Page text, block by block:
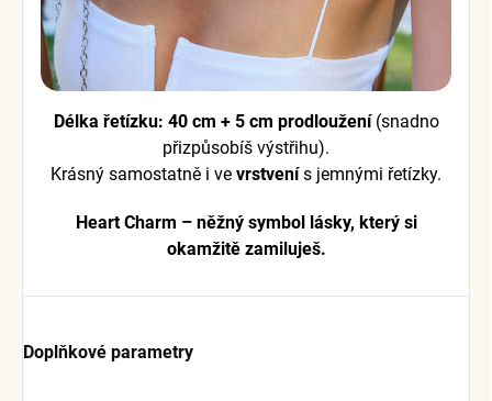
Délka řetízku: 40 cm + 5 cm prodloužení(snadno
přizpůsobíš výstřihu).
Krásný samostatně i ve vrstvenís jemnými řetízky.
Heart Charm – něžný symbol lásky, který si
okamžitě zamiluješ.
Doplňkové parametry